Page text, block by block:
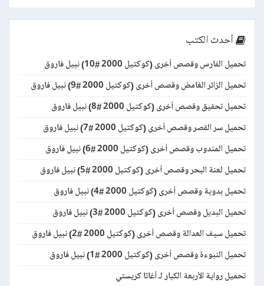
أحدث الكتب
تحميل الفارس وقصص أخرى (كوكتيل 2000 #10) نبيل فاروق
تحميل الزائر الغامض وقصص أخرى (كوكتيل 2000 #9) نبيل فاروق
تحميل تحقيق وقصص أخرى (كوكتيل 2000 #8) نبيل فاروق
تحميل سر القصر وقصص أخرى (كوكتيل 2000 #7) نبيل فاروق
تحميل المندوب وقصص أخرى (كوكتيل 2000 #6) نبيل فاروق
تحميل لعنة البحر وقصص أخرى (كوكتيل 2000 #5) نبيل فاروق
تحميل بدوية وقصص أخرى (كوكتيل 2000 #4) نبيل فاروق
تحميل البديل وقصص أخرى (كوكتيل 2000 #3) نبيل فاروق
تحميل سيف العدالة وقصص أخرى (كوكتيل 2000 #2) نبيل فاروق
تحميل النبوءة وقصص أخرى (كوكتيل 2000 #1) نبيل فاروق
تحميل رواية الأربعة الكبار لـ أغاثا كريستي